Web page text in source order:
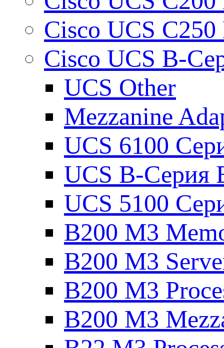
Cisco UCS
Cisco UCS B-
UCS Other
Mezzanine
UCS 6100
UCS B-Серия
UCS 5100
B200 M3
B200 M3
B200 M3
B200 M3